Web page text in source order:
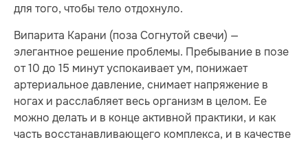
для того, чтобы тело отдохнуло.
Випарита Карани (поза Согнутой свечи) —
элегантное решение проблемы. Пребывание в позе
от 10 до 15 минут успокаивает ум, понижает
артериальное давление, снимает напряжение в
ногах и расслабляет весь организм в целом. Ее
можно делать и в конце активной практики, и как
часть восстанавливающего комплекса, и в качестве